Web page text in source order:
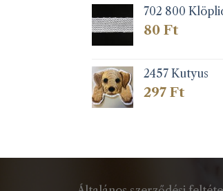
702 800
80 Ft
2457 Kutyus
297 Ft